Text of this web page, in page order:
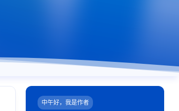
中午好，我是作者